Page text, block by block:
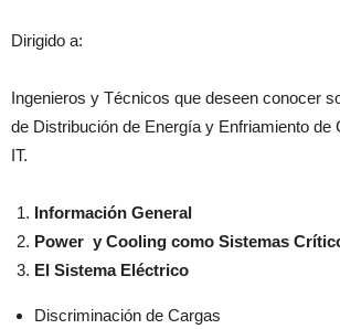
Dirigido a:
Ingenieros y Técnicos que deseen conocer
de Distribución de Energía y Enfriamiento de
IT.
Información General
Power y Cooling como Sistemas
El Sistema Eléctrico
Discriminación de Cargas